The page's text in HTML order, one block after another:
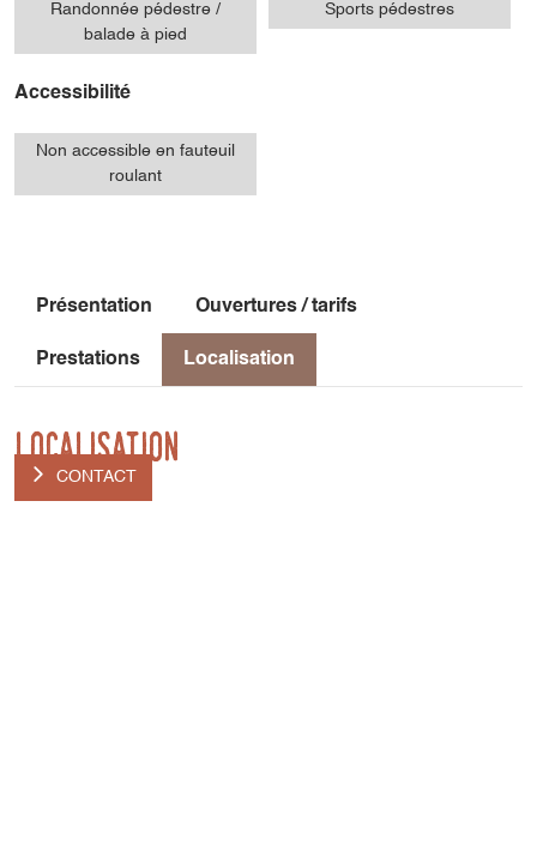
CONTACT
Randonnée pédestre /
balade à pied
Sports pédestres
Accessibilité
Non accessible en fauteuil
roulant
Présentation Ouvertures / tarifs
Prestations Localisation
Localisation